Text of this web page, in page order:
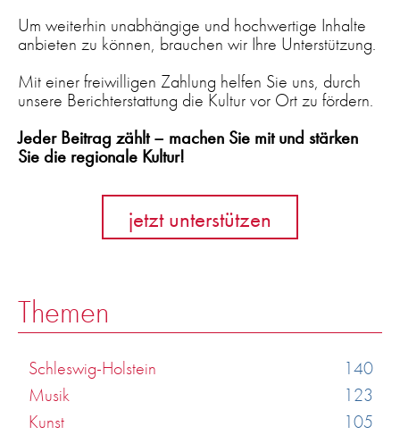
Um weiterhin unabhängige und hochwertige Inhalte
anbieten zu können, brauchen wir Ihre Unterstützung.
Mit einer freiwilligen Zahlung helfen Sie uns, durch
unsere Berichterstattung die Kultur vor Ort zu fördern.
Jeder Beitrag zählt – machen Sie mit und stärken
Sie die regionale Kultur!
jetzt unterstützen
Themen
Schleswig-Holstein
140
Musik
123
Kunst
105